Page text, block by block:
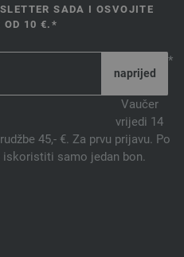
SADA I OSVOJITE
OD 10 €.*
*
Vaučer
vrijedi 14
45,- €. Za prvu prijavu. Po
iskoristiti samo jedan bon.